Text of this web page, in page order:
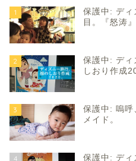
1
保護中: ディ
目。『怒涛』
2
保護中: ディ
しおり作成
3
保護中: 嗚呼
メイド。
4
保護中: ディ